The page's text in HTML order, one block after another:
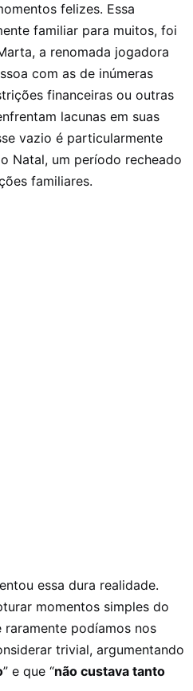
felizes. Essa
familiar para muitos, foi
a renomada jogadora
com as de inúmeras
financeiras ou outras
lacunas em suas
vazio é particularmente
Natal, um período recheado
familiares.
essa dura realidade.
momentos simples do
podíamos nos
trivial, argumentando
” e que “não custava tanto